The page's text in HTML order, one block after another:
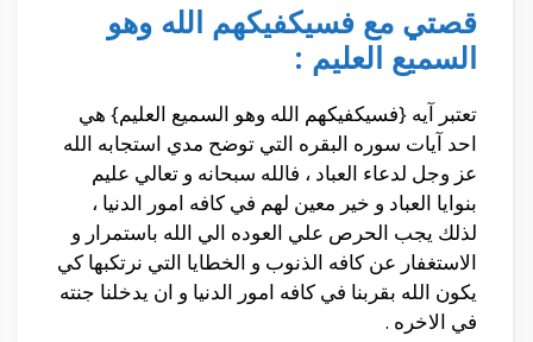
قصتي مع فسيكفيكهم الله وهو
السميع العليم :
تعتبر آيه {فسيكفيكهم الله وهو السميع العليم} هي
احد آيات سوره البقره التي توضح مدي استجابه الله
عز وجل لدعاء العباد ، فالله سبحانه و تعالي عليم
بنوايا العباد و خير معين لهم في كافه امور الدنيا ،
لذلك يجب الحرص علي العوده الي الله باستمرار و
الاستغفار عن كافه الذنوب و الخطايا التي نرتكبها كي
يكون الله بقربنا في كافه امور الدنيا و ان يدخلنا جنته
في الاخره .